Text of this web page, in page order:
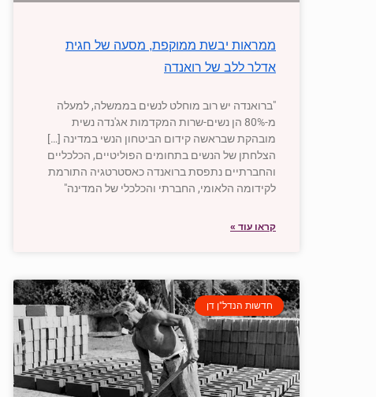
ממראות יבשת ממוקפת, מסעה של חגית
אדלר ללב של רואנדה
"ברואנדה יש רוב מוחלט לנשים בממשלה, למעלה
מ-80% הן נשים-שרות המקדמות אג'נדה נשית
מובהקת שבראשה קידום הביטחון הנשי במדינה […]
הצלחתן של הנשים בתחומים הפוליטיים, הכלכליים
והחברתיים נתפסת ברואנדה כאסטרטגיה התורמת
לקידומה הלאומי, החברתי והכלכלי של המדינה"
קראו עוד »
חדשות הנדל"ן דן